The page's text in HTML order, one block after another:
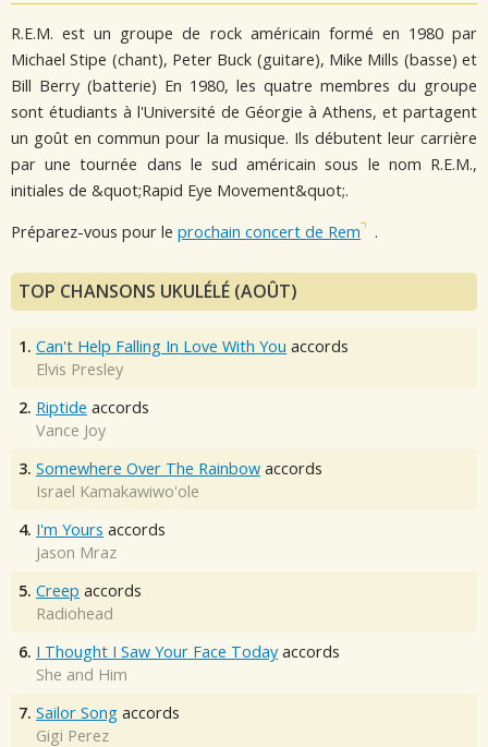
R.E.M. est un groupe de rock américain formé en 1980 par
Michael Stipe (chant), Peter Buck (guitare), Mike Mills (basse) et
Bill Berry (batterie) En 1980, les quatre membres du groupe
sont étudiants à l'Université de Géorgie à Athens, et partagent
un goût en commun pour la musique. Ils débutent leur carrière
par une tournée dans le sud américain sous le nom R.E.M.,
initiales de &quot;Rapid Eye Movement&quot;.
Préparez-vous pour le prochain concert de Rem .
TOP CHANSONS UKULÉLÉ (AOÛT)
1. Can't Help Falling In Love With You accords
Elvis Presley
2. Riptide accords
Vance Joy
3. Somewhere Over The Rainbow accords
Israel Kamakawiwo'ole
4. I'm Yours accords
Jason Mraz
5. Creep accords
Radiohead
6. I Thought I Saw Your Face Today accords
She and Him
7. Sailor Song accords
Gigi Perez